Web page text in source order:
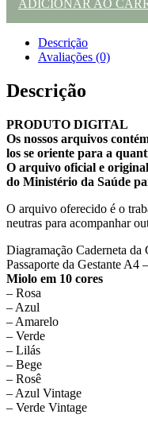
ADICIONAR AO
Descrição
Avaliações (0)
Descrição
PRODUTO DIGITAL
Os nossos arquivos
los se oriente para a
O arquivo oficial e
do Ministério da Saúde
O arquivo oferecido é o
neutras para acompanhar
Diagramação Caderneta da
Passaporte da Gestante A4
Miolo em 10 cores
– Rosa
– Azul
– Amarelo
– Verde
– Lilás
– Bege
– Rosê
– Azul Vintage
– Verde Vintage